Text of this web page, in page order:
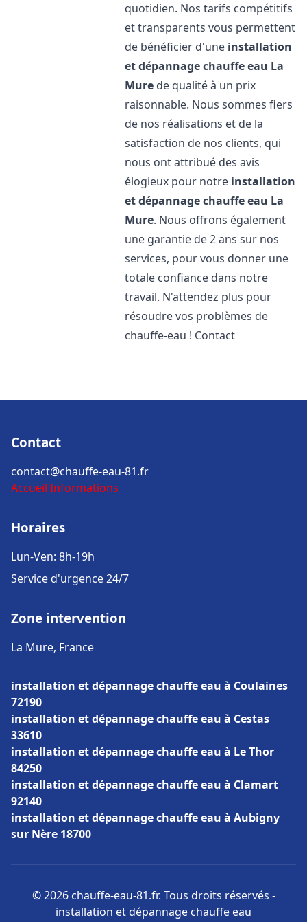
quotidien. Nos tarifs compétitifs
et transparents vous permettent
de bénéficier d'une installation
et dépannage chauffe eau La
Mure de qualité à un prix
raisonnable. Nous sommes fiers
de nos réalisations et de la
satisfaction de nos clients, qui
nous ont attribué des avis
élogieux pour notre installation
et dépannage chauffe eau La
Mure. Nous offrons également
une garantie de 2 ans sur nos
services, pour vous donner une
totale confiance dans notre
travail. N'attendez plus pour
résoudre vos problèmes de
chauffe-eau ! Contact
Contact
contact@chauffe-eau-81.fr
Accueil Informations
Horaires
Lun-Ven: 8h-19h
Service d'urgence 24/7
Zone intervention
La Mure, France
installation et dépannage chauffe eau à Coulaines
72190
installation et dépannage chauffe eau à Cestas
33610
installation et dépannage chauffe eau à Le Thor
84250
installation et dépannage chauffe eau à Clamart
92140
installation et dépannage chauffe eau à Aubigny
sur Nère 18700
© 2026 chauffe-eau-81.fr. Tous droits réservés -
installation et dépannage chauffe eau